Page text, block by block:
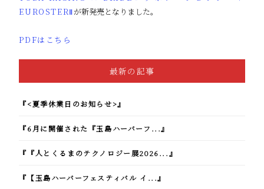
EUROSTERⅡが新発売となりました。
PDFはこちら
最新の記事
『<夏季休業日のお知らせ>』
『6月に開催された『玉島ハーバーフ...』
『『人とくるまのテクノロジー展2026...』
『【玉島ハーバーフェスティバル イ...』